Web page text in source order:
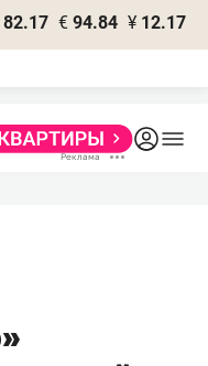
82.17 € 94.84 ¥ 12.17